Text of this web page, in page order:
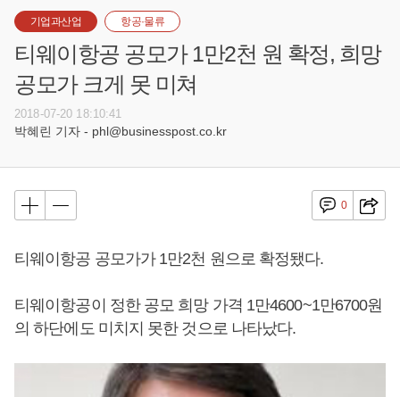
기업과산업 항공·물류
티웨이항공 공모가 1만2천 원 확정, 희망
공모가 크게 못 미쳐
2018-07-20 18:10:41
박혜린 기자 - phl@businesspost.co.kr
0
티웨이항공 공모가가 1만2천 원으로 확정됐다.
티웨이항공이 정한 공모 희망 가격 1만4600~1만6700원
의 하단에도 미치지 못한 것으로 나타났다.